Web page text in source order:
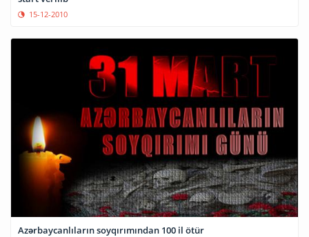
15-12-2010
Azərbaycanlıların soyqırımından 100 il ötür